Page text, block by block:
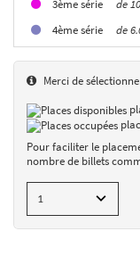
Opéra de Nice
4 et 6 rue Saint
Placement numéroté
samedi 17/10/2026
dimanche 18/10/2026
mardi 20/10/2026
3ème série
de
4ème série
de
Merci de
Pour faciliter le
nombre de billets